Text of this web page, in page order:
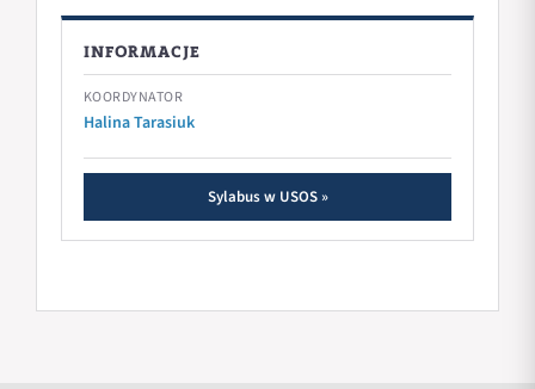
INFORMACJE
KOORDYNATOR
Halina Tarasiuk
Sylabus w USOS »